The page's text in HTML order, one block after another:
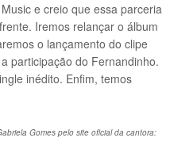
e creio que essa parceria
Iremos relançar o álbum
o lançamento do clipe
participação do Fernandinho.
inédito. Enfim, temos
Gomes pelo site oficial da cantora: